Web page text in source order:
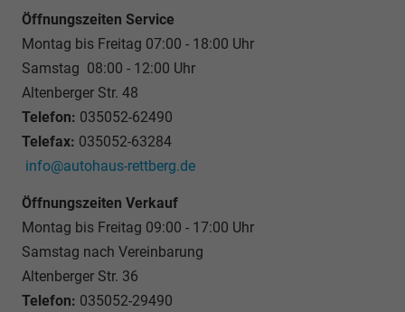
Öffnungszeiten Service
Montag bis Freitag 07:00 - 18:00 Uhr
Samstag 08:00 - 12:00 Uhr
Altenberger Str. 48
Telefon: 035052-62490
Telefax: 035052-63284
info@autohaus-rettberg.de
Öffnungszeiten Verkauf
Montag bis Freitag 09:00 - 17:00 Uhr
Samstag nach Vereinbarung
Altenberger Str. 36
Telefon: 035052-29490